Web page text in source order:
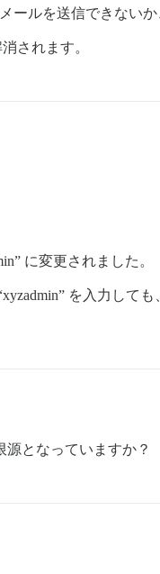
ールを送信できない
されます。
に変更されました。
を入力して
源となっていますか？